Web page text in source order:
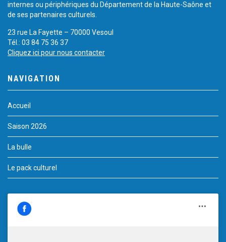
internes ou périphériques du Département de la Haute-Saône et
de ses partenaires culturels.
23 rue La Fayette – 70000 Vesoul
Tél.: 03 84 75 36 37
Cliquez ici pour nous contacter
NAVIGATION
Accueil
Saison 2026
La bulle
Le pack culturel